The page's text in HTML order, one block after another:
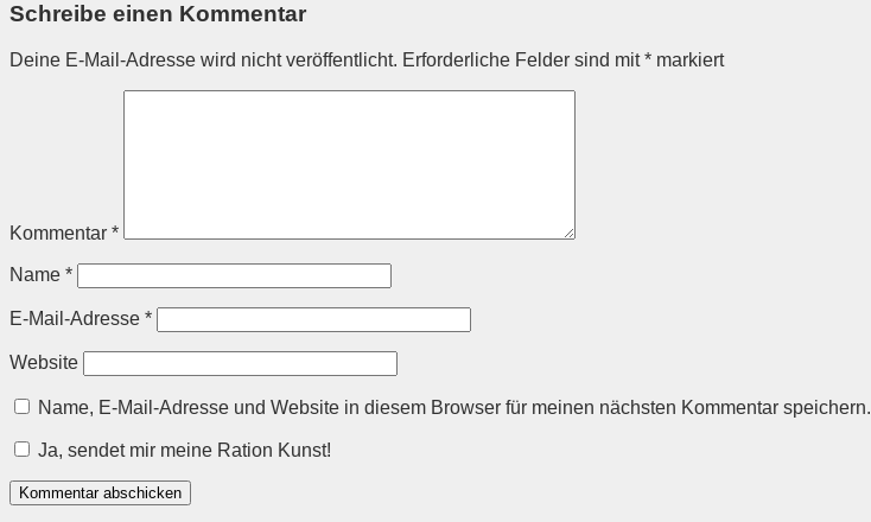
Schreibe einen Kommentar
Deine E-Mail-Adresse wird nicht veröffentlicht. Erforderliche Felder sind mit* markiert
Kommentar *
Name *
E-Mail-Adresse *
Website
Name, E-Mail-Adresse und Website in diesem Browser für meinen nächsten Kommentar speichern.
Ja, sendet mir meine Ration Kunst!